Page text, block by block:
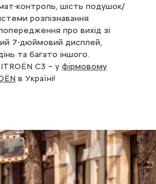
контроль, шість подушок/
розпізнавання
про вихід зі
7-дюймовий дисплей,
та багато іншого.
C3 – у фірмовому
в Україні!